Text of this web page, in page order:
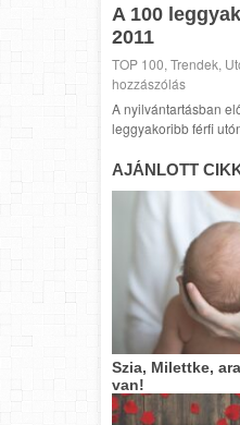
A 100
2011
TOP 100, Trendek,
hozzászólás
A nyilvántartásban
leggyakoribb férfi
AJÁNLOTT
Szia, Milettke,
van!